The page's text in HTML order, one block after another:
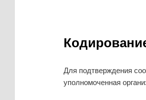
Для подтверждения
уполномоченная